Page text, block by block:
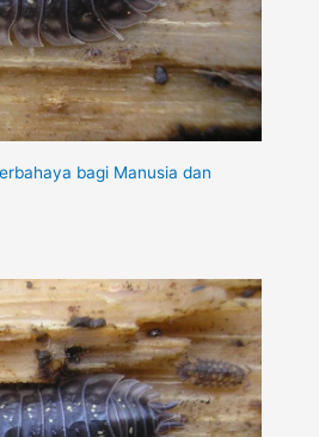
bagi Manusia dan